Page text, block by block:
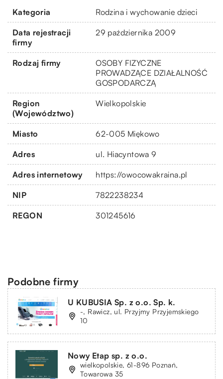
Kategoria Rodzina i wychowanie dzieci
Data rejestracji
firmy
29 października 2009
Rodzaj firmy
OSOBY FIZYCZNE
PROWADZĄCE DZIAŁALNOŚĆ
GOSPODARCZĄ
Region
(Województwo)
Wielkopolskie
Miasto 62-005 Miękowo
Adres ul. Hiacyntowa 9
Adres internetowy https://owocowakraina.pl
NIP 7822238234
REGON 301245616
Podobne firmy
U KUBUSIA Sp. z o.o. Sp. k.
-, Rawicz, ul. Przyjmy Przyjemskiego
10
Nowy Etap sp. z o.o.
wielkopolskie, 61-896 Poznań,
Towarowa 35